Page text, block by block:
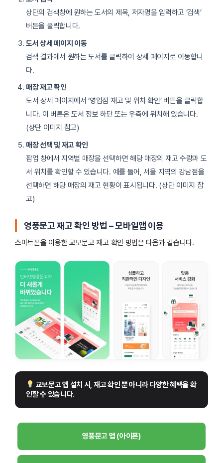
상단의 검색창에 원하는 도서의 제목, 저자명을 입력하고 ‘검색’
버튼을 클릭합니다.
도서 상세 페이지 이동
검색 결과에서 원하는 도서를 클릭하여 상세 페이지로 이동합니
다.
매장 재고 확인
도서 상세 페이지에서 ‘영업점 재고 및 위치 확인’ 버튼을 클릭합
니다. 이 버튼은 도서 정보 하단 또는 우측에 위치해 있습니다.
(상단 이미지 참고)
매장 선택 및 재고 확인
팝업 창에서 지역별 매장을 선택하면 해당 매장의 재고 수량과 도
서 위치를 확인할 수 있습니다. 예를 들어, 서울 지역의 강남점을
선택하면 해당 매장의 재고 현황이 표시됩니다. (상단 이미지 참
고)
영풍문고 재고 확인 방법 – 모바일앱 이용
스마트폰을 이용한 교보문고 재고 확인 방법은 다음과 같습니다.
교보문고 앱 설치 시, 재고 확인 뿐 아니라 다양한 혜택을 확
인할 수 있습니다.
영풍문고 앱 (아이폰)